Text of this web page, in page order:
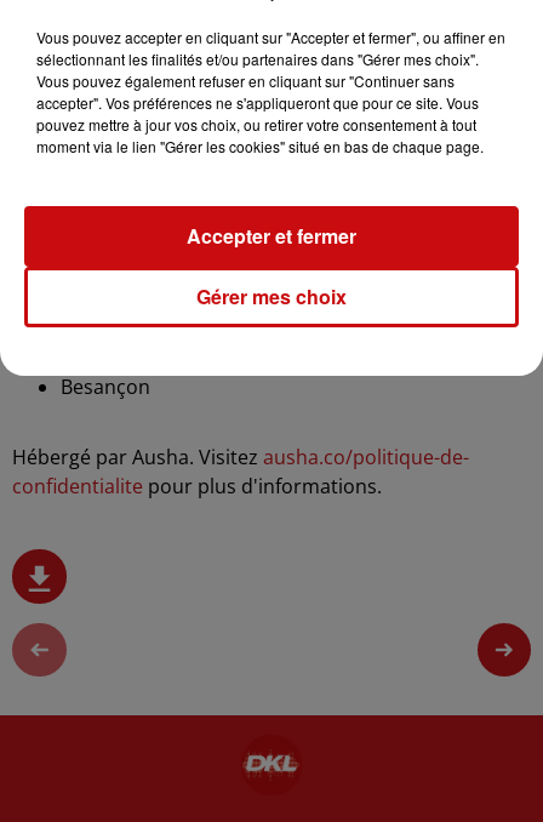
L'INSTANT PÉRISCOPE - JÉRÉMY CÔME,
DIRECTEUR GÉNÉRAL ASSOCIÉ D'ALTODIS
Découvrez-en plus sur l'entreprise Altodis, spécialisée
Besançon
Hébergé par Ausha. Visitez ausha.co/politique-de-
confidentialite pour plus d'informations.
Vous pouvez accepter en cliquant sur "Accepter et fermer", ou affiner en
sélectionnant les finalités et/ou partenaires dans "Gérer mes choix".
Vous pouvez également refuser en cliquant sur "Continuer sans
accepter". Vos préférences ne s'appliqueront que pour ce site. Vous
pouvez mettre à jour vos choix, ou retirer votre consentement à tout
moment via le lien "Gérer les cookies" situé en bas de chaque page.
Gérer mes choix
Accepter et fermer